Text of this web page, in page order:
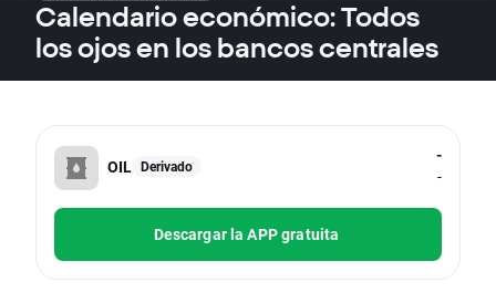
Calendario económico: Todos
los ojos en los bancos centrales
OIL Derivado
-
-
Descargar la APP gratuita